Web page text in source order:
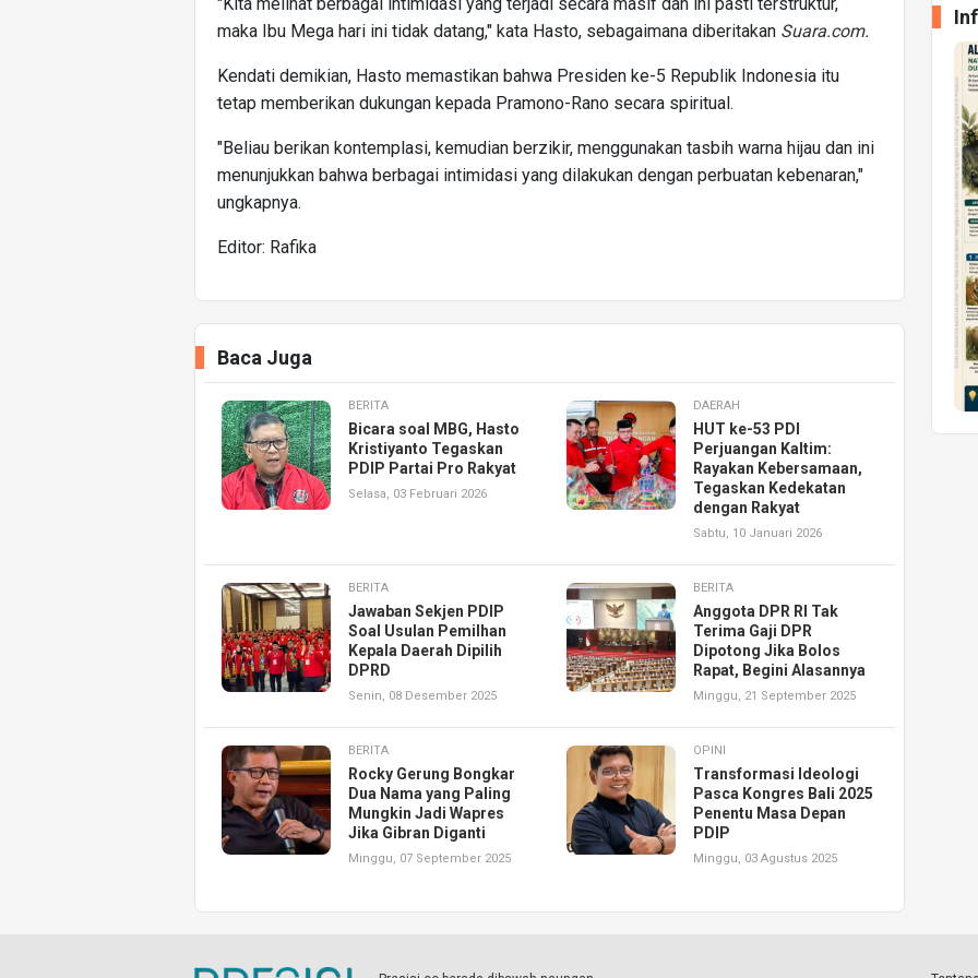
maka Ibu Mega hari ini tidak datang," kata Hasto, sebagaimana diberitakan Suara.com.
Kendati demikian, Hasto memastikan bahwa Presiden ke-5 Republik Indonesia itu
tetap memberikan dukungan kepada Pramono-Rano secara spiritual.
"Beliau berikan kontemplasi, kemudian berzikir, menggunakan tasbih warna hijau dan ini
menunjukkan bahwa berbagai intimidasi yang dilakukan dengan perbuatan kebenaran,"
ungkapnya.
Editor: Rafika
Baca Juga
BERITA
Bicara soal MBG, Hasto
Kristiyanto Tegaskan
PDIP Partai Pro Rakyat
Selasa, 03 Februari 2026
DAERAH
HUT ke-53 PDI
Perjuangan Kaltim:
Rayakan Kebersamaan,
Tegaskan Kedekatan
dengan Rakyat
Sabtu, 10 Januari 2026
BERITA
Jawaban Sekjen PDIP
Soal Usulan Pemilhan
Kepala Daerah Dipilih
DPRD
Senin, 08 Desember 2025
BERITA
Anggota DPR RI Tak
Terima Gaji DPR
Dipotong Jika Bolos
Rapat, Begini Alasannya
Minggu, 21 September 2025
BERITA
Rocky Gerung Bongkar
Dua Nama yang Paling
Mungkin Jadi Wapres
Jika Gibran Diganti
Minggu, 07 September 2025
OPINI
Transformasi Ideologi
Pasca Kongres Bali 2025
Penentu Masa Depan
PDIP
Minggu, 03 Agustus 2025